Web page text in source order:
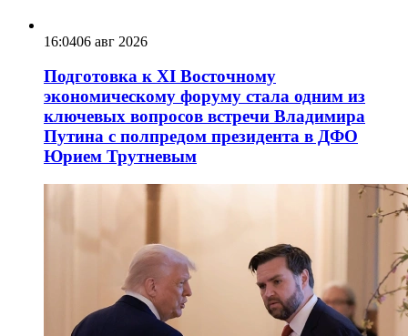
16:0406 авг 2026
Подготовка к XI Восточному
экономическому форуму стала одним из
ключевых вопросов встречи Владимира
Путина с полпредом президента в ДФО
Юрием Трутневым